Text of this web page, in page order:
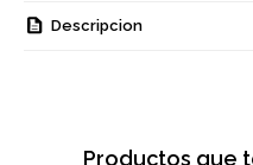
Descripcion
Productos que